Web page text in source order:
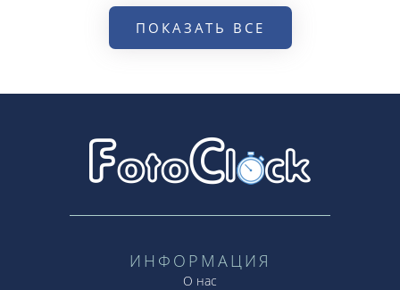
ПОКАЗАТЬ ВСЕ
ИНФОРМАЦИЯ
О нас